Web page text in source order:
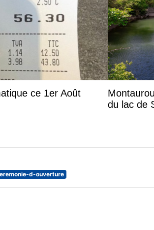
ce 1er Août
du lac de
d-ouverture